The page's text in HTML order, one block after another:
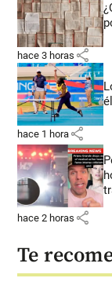
hace 3 horas share
hace 1 hora share
hace 2 horas share
Te